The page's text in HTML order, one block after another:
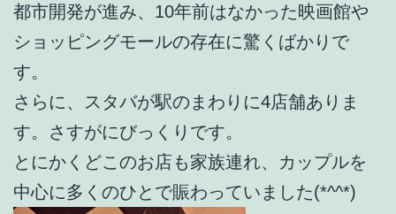
都市開発が進み、10年前はなかった映画館や
ショッピングモールの存在に驚くばかりで
す。
さらに、スタバが駅のまわりに4店舗ありま
す。さすがにびっくりです。
とにかくどこのお店も家族連れ、カップルを
中心に多くのひとで賑わっていました(*^^*)